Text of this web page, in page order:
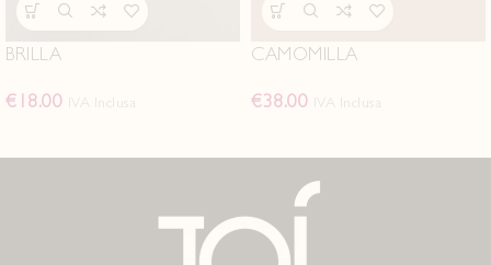
BRILLA
€ 18.00
CAMOMILLA
€38.00